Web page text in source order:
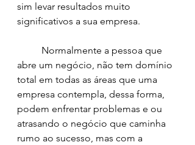
sim levar resultados muito
significativos a sua empresa.
abre um negócio, não tem domínio
total em todas as áreas que uma
empresa contempla, dessa forma,
podem enfrentar problemas e ou
atrasando o negócio que caminha
rumo ao sucesso, mas com a